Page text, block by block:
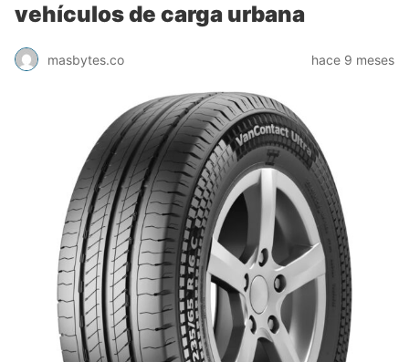
vehículos de carga urbana
masbytes.co hace 9 meses